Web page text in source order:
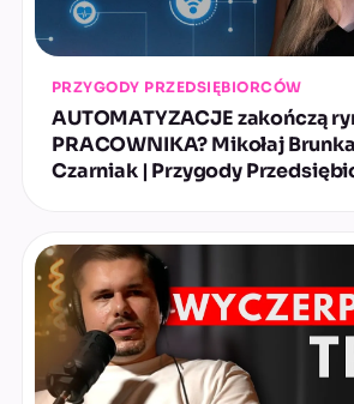
PRZYGODY PRZEDSIĘBIORCÓW
AUTOMATYZACJE zakończą
PRACOWNIKA? Mikołaj
Czarniak | Przygody